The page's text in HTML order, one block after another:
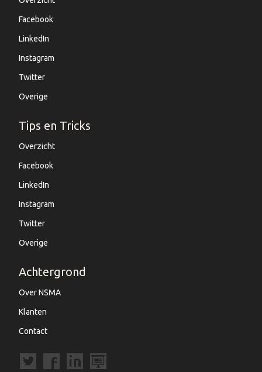
Facebook
LinkedIn
Instagram
Twitter
Overige
Tips en Tricks
Overzicht
Facebook
LinkedIn
Instagram
Twitter
Overige
Achtergrond
Over NSMA
Klanten
Contact